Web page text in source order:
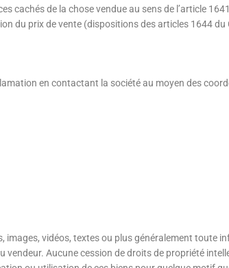
cachés de la chose vendue au sens de l’article
du prix de vente (dispositions des articles 1644
en contactant la société au moyen des
images, vidéos, textes ou plus généralement toute
Aucune cession de droits de propriété